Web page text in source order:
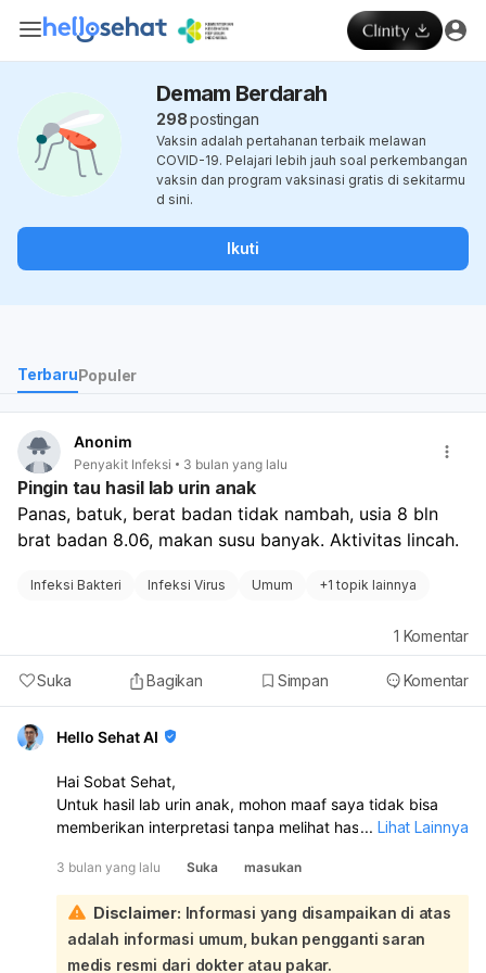
Demam Berdarah
298postingan
Vaksin adalah pertahanan terbaik melawan
COVID-19. Pelajari lebih jauh soal perkembangan
vaksin dan program vaksinasi gratis di sekitarmu
d sini.
Ikuti
TerbaruPopuler
Anonim
Penyakit Infeksi 3 bulan yang lalu
Pingin tau hasil lab urin anak
Panas, batuk, berat badan tidak nambah, usia 8 bln
brat badan 8.06, makan susu banyak. Aktivitas lincah.
Infeksi Bakteri Infeksi Virus Umum +1 topik lainnya
Suka Bagikan Simpan Komentar
1 Komentar
Hello Sehat AI
Hai Sobat Sehat,
Untuk hasil lab urin anak, mohon maaf saya tidak bisa
memberikan interpretasi tanpa melihat hasil lab yang
dan berkonsultasi langsung dengan dokter anak agar
dapat dievaluasi secara menyeluruh:
Mengenai kondisi anak Anda yang berusia 8 bulan
dengan berat badan 8.06 kg, perlu diketahui bahwa
berat badan ini masih berada dalam rentang ideal untuk
... Lihat Lainnya
3 bulan yang lalu Suka masukan
Disclaimer: Informasi yang disampaikan di atas
adalah informasi umum, bukan pengganti saran
medis resmi dari dokter atau pakar.